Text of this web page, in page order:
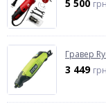
5 500
Гравер
3 449